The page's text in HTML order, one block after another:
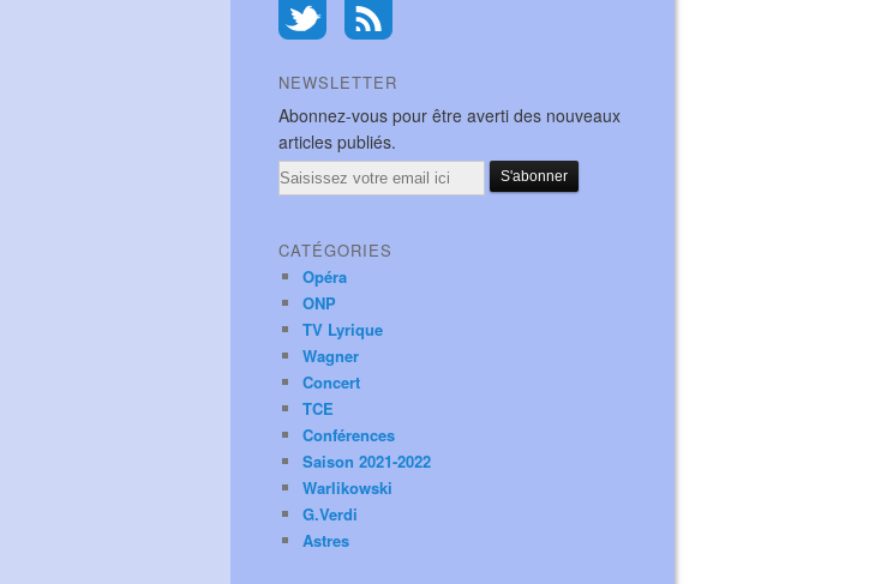
NEWSLETTER
Abonnez-vous pour être averti des nouveaux
articles publiés.
Email
CATÉGORIES
Opéra
ONP
TV Lyrique
Wagner
Concert
TCE
Conférences
Saison 2021-2022
Warlikowski
G.Verdi
Astres